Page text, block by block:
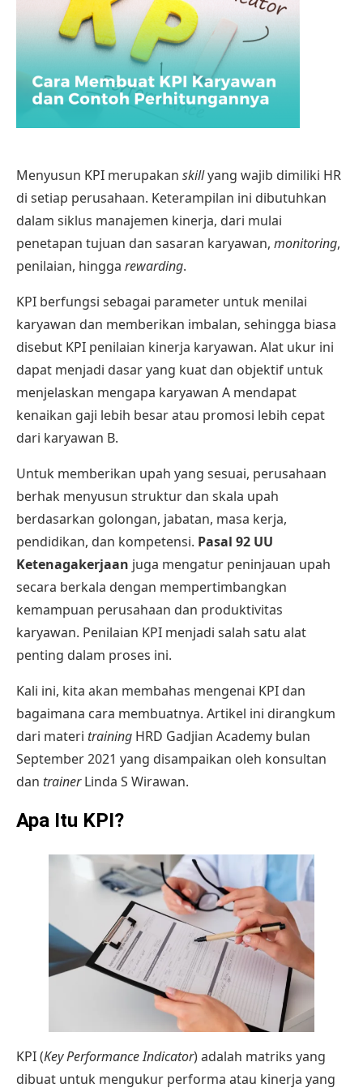
Menyusun KPI merupakan skillyang wajib dimiliki HR
di setiap perusahaan. Keterampilan ini dibutuhkan
dalam siklus manajemen kinerja, dari mulai
penetapan tujuan dan sasaran karyawan, monitoring,
penilaian, hingga rewarding.
KPI berfungsi sebagai parameter untuk menilai
karyawan dan memberikan imbalan, sehingga biasa
disebut KPI penilaian kinerja karyawan. Alat ukur ini
dapat menjadi dasar yang kuat dan objektif untuk
menjelaskan mengapa karyawan A mendapat
kenaikan gaji lebih besar atau promosi lebih cepat
dari karyawan B.
Untuk memberikan upah yang sesuai, perusahaan
berhak menyusun struktur dan skala upah
berdasarkan golongan, jabatan, masa kerja,
pendidikan, dan kompetensi. Pasal 92 UU
Ketenagakerjaan juga mengatur peninjauan upah
secara berkala dengan mempertimbangkan
kemampuan perusahaan dan produktivitas
karyawan. Penilaian KPI menjadi salah satu alat
penting dalam proses ini.
Kali ini, kita akan membahas mengenai KPI dan
bagaimana cara membuatnya. Artikel ini dirangkum
dari materi training HRD Gadjian Academy bulan
September 2021 yang disampaikan oleh konsultan
dan trainerLinda S Wirawan.
Apa Itu KPI?
KPI (Key Performance Indicator) adalah matriks yang
dibuat untuk mengukur performa atau kinerja yang